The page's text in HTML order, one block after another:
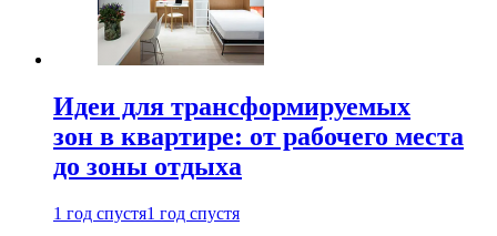
Идеи для трансформируемых
зон в квартире: от рабочего места
до зоны отдыха
1 год спустя1 год спустя